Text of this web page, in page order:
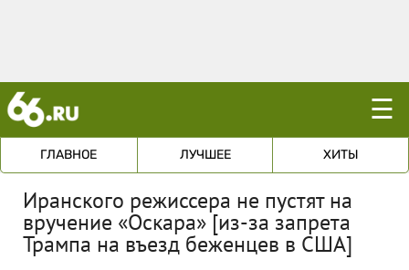
☰
ГЛАВНОЕ ЛУЧШЕЕ ХИТЫ
Иранского режиссера не пустят на
вручение «Оскара» [из-за запрета
Трампа на въезд беженцев в США]